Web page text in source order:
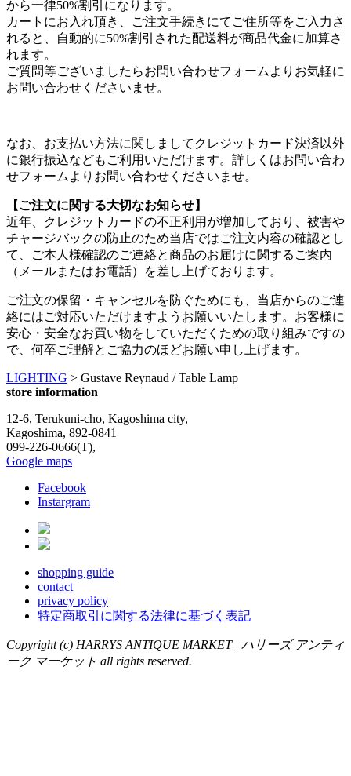
から一律50%割引になります。
カートにお入れ頂き、ご注文手続きにてご住所等をご入力さ
れると、自動的に50%割引された配送料が商品代金に加算さ
れます。
ご質問等ございましたらお問い合わせフォームよりお気軽に
お問い合わせくださいませ。
なお、お支払い方法に関しましてクレジットカード決済以外
に銀行振込などもご利用いただけます。詳しくはお問い合わ
せフォームよりお問い合わせくださいませ。
【ご注文に関する大切なお知らせ】
近年、クレジットカードの不正利用が増加しており、被害や
チャージバックの防止のため当店ではご注文内容の確認とし
て、ご本人様確認のご連絡と商品のお届けに関するご案内
（メールまたはお電話）を差し上げております。
ご注文の保留・キャンセルを防ぐためにも、当店からのご連
絡にはご対応いただけますようお願いいたします。 お客様に
安心・安全なお買い物をしていただくための取り組みですの
で、何卒ご理解とご協力のほどお願い申し上げます。
LIGHTING > Gustave Reynaud / Table Lamp
store information
12-6, Terukuni-cho, Kagoshima city,
Kagoshima, 892-0841
099-226-0666(T),
Google maps
Facebook
Instargram
shopping guide
contact
privacy policy
特定商取引に関する法律に基づく表記
Copyright (c) HARRYS ANTIQUE MARKET | ハリーズ アンティ
ーク マーケット all rights reserved.